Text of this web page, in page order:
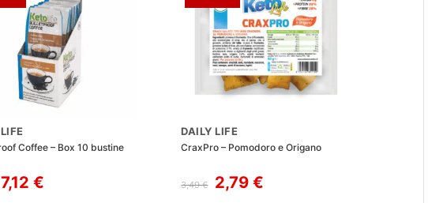
Coffee – Box 10 bustine
Il
prezzo
7,12 €Il
DAILY LIFE
CraxPro – Pomodoro e Origano
3,49€
Il
prezzo
2,79€